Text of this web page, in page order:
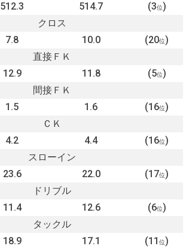
512.3 514.7 (3位)
クロス
7.8 10.0 (20位)
直接ＦＫ
12.9 11.8 (5位)
間接ＦＫ
1.5 1.6 (16位)
ＣＫ
4.2 4.4 (16位)
スローイン
23.6 22.0 (17位)
ドリブル
11.4 12.6 (6位)
タックル
18.9 17.1 (11位)